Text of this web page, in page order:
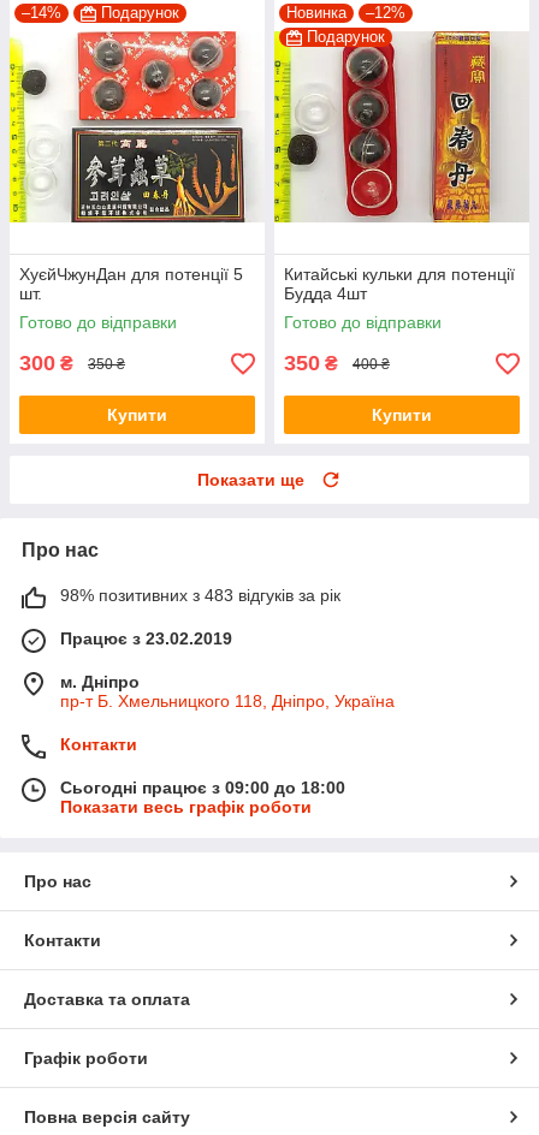
–14% Подарунок
ХуєйЧжунДан для потенції 5
шт.
Готово до відправки
300 ₴ 350 ₴
Купити
Новинка
–12%
Подарунок
Китайські кульки для потенції
Будда 4шт
Готово до відправки
350 ₴ 400 ₴
Купити
Показати ще
Про нас
98% позитивних з 483 відгуків за рік
Працює з 23.02.2019
м. Дніпро
пр-т Б. Хмельницкого 118, Дніпро, Україна
Контакти
Сьогодні працює з 09:00 до 18:00
Показати весь графік роботи
Про нас
Контакти
Доставка та оплата
Графік роботи
Повна версія сайту